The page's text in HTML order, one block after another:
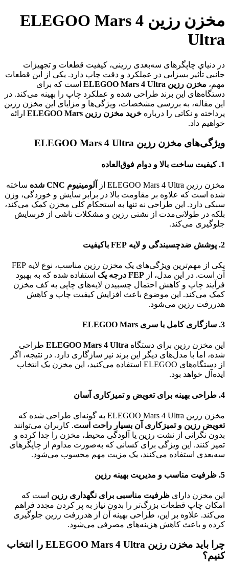
مخزن رزین ELEGOO Mars 4
Ultra
در دنیای چاپگرهای سه‌بعدی رزینی، کیفیت قطعات و تجهیزات
جانبی تأثیر بسزایی در عملکرد و دقت چاپ دارد. یکی از این قطعات
مهم، مخزن رزین ELEGOO Mars 4 Ultra
است که برای
دستگاه‌های این برند طراحی شده و عملکرد چاپ را بهینه می‌کند. در
این مقاله، به بررسی مشخصات، ویژگی‌ها و مزایای این مخزن رزین
پرداخته و نکاتی را درباره خرید مخزن رزین ELEGOO Mars
ارائه
خواهیم داد.
ویژگی‌های مخزن رزین ELEGOO Mars 4 Ultra
1. کیفیت ساخت بالا و دوام فوق‌العاده
مخزن رزین ELEGOO Mars 4 Ultra از آلومینیوم CNC شده
ساخته
شده است که علاوه بر مقاومت بالا در برابر سایش و خوردگی، وزن
سبکی دارد. این طراحی نه تنها به استحکام کلی مخزن کمک می‌کند،
بلکه در طولانی‌مدت از نشتی رزین و مشکلات ناشی از فرسایش
جلوگیری می‌کند.
2. پوشش ضدچسبندگی و لایه FEP باکیفیت
یکی از مهم‌ترین ویژگی‌های یک مخزن رزین مناسب، نوع لایه FEP
آن است. در این مدل، از FEP درجه یک
استفاده شده که به بهبود
فرآیند چاپ و کاهش احتمال چسبیدن لایه‌های چاپی به کف مخزن
کمک می‌کند. این موضوع باعث افزایش کیفیت چاپ و کاهش
هدررفت رزین می‌شود.
3. سازگاری کامل با سری ELEGOO Mars
این مخزن رزین برای دستگاه ELEGOO Mars 4 Ultra طراحی
شده، اما با مدل‌های دیگر این برند نیز سازگاری دارد. در نتیجه، اگر
از دستگاه‌های ELEGOO استفاده می‌کنید، این مخزن یک انتخاب
ایده‌آل خواهد بود.
4. طراحی بهینه برای تعویض و تمیزکاری آسان
مخزن رزین ELEGOO Mars 4 Ultra به گونه‌ای طراحی شده که
تعویض رزین و تمیزکاری آن بسیار راحت است. کاربران می‌توانند
بدون نگرانی از نشت رزین یا آلودگی محیط، مخزن را جدا کرده و
تمیز کنند. این ویژگی برای کسانی که به‌صورت مداوم از چاپگرهای
سه‌بعدی استفاده می‌کنند، یک مزیت مهم محسوب می‌شود.
5. ظرفیت مناسب و مدیریت بهینه رزین
این مخزن دارای ظرفیت مناسبی برای نگهداری رزین است که
امکان چاپ قطعات بزرگ‌تر را بدون نیاز به پر کردن مجدد فراهم
می‌کند. علاوه بر این، طراحی بهینه آن از هدررفت رزین جلوگیری
کرده و باعث کاهش هزینه‌های مصرفی می‌شود.
چرا باید مخزن رزین ELEGOO Mars 4 Ultra را انتخاب
کنیم؟